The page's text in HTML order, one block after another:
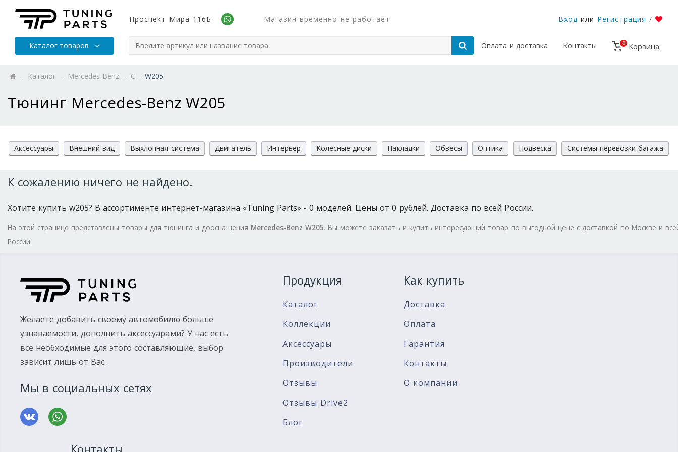
Проспект Мира 116Б Магазин временно не работает Вход или Регистрация /
Каталог товаров Оплата и доставка Контакты 0 Корзина
- Каталог - Mercedes-Benz - C - W205
Тюнинг Mercedes-Benz W205
Аксессуары Внешний вид Выхлопная система Двигатель Интерьер Колесные диски Накладки Обвесы Оптика Подвеска Системы перевозки багажа
К сожалению ничего не найдено.
Хотите купить w205? В ассортименте интернет-магазина «Tuning Parts» - 0 моделей. Цены от 0 рублей. Доставка по всей России.
На этой странице представлены товары для тюнинга и дооснащения Mercedes-Benz W205. Вы можете заказать и купить интересующий товар по выгодной цене с доставкой по Москве и
России.
Желаете добавить своему автомобилю больше
узнаваемости, дополнить аксессуарами? У нас есть
все необходимые для этого составляющие, выбор
зависит лишь от Вас.
Мы в социальных сетях
Продукция
Каталог
Коллекции
Аксессуары
Производители
Отзывы
Отзывы Drive2
Блог
Как купить
Доставка
Оплата
Гарантия
Контакты
О компании